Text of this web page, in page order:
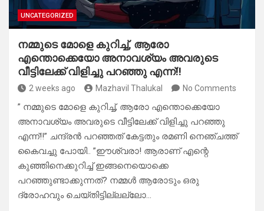
UNCATEGORIZED
നമ്മുടെ മോളെ കുറിച്ച്, ആരോ
എന്തൊക്കെയോ അനാവശ്യം അവരുടെ
വീട്ടിലേക്ക് വിളിച്ചു പറഞ്ഞു എന്ന്!!
2 weeks ago Mazhavil Thalukal No Comments
” നമ്മുടെ മോളെ കുറിച്ച്, ആരോ എന്തൊക്കെയോ
അനാവശ്യം അവരുടെ വീട്ടിലേക്ക് വിളിച്ചു പറഞ്ഞു
എന്ന്!!” ​ചന്ദ്രൻ പറഞ്ഞത് കേട്ടതും രമണി നെഞ്ചത്ത്
കൈവച്ചു പോയി.. ​”ഈശ്വരാ! ആരാണ് എന്റെ
കുഞ്ഞിനെക്കുറിച്ച് ഇങ്ങനെയൊക്കെ
പറഞ്ഞുണ്ടാക്കുന്നത്? നമ്മൾ ആരോടും ഒരു
ദ്രോഹവും ചെയ്തിട്ടില്ലല്ലോ…